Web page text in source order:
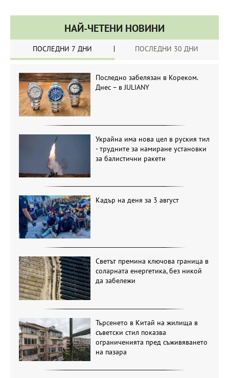
НАЙ-ЧЕТЕНИ НОВИНИ
ПОСЛЕДНИ 7 ДНИ ПОСЛЕДНИ 30 ДНИ
Последно забелязан в Кореком.
Днес – в JULIANY
Украйна има нова цел в руския тил
- трудните за намиране установки
за балистични ракети
Кадър на деня за 3 август
Светът премина ключова граница в
соларната енергетика, без никой
да забележи
Търсенето в Китай на жилища в
съветски стил показва
ограниченията пред съживяването
на пазара